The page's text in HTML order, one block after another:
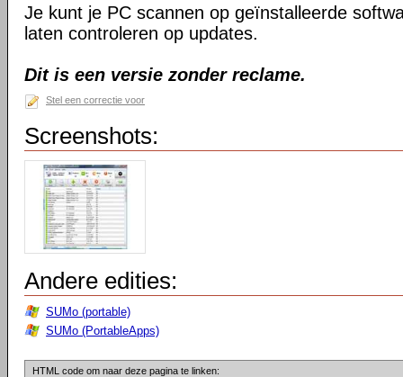
Je kunt je PC scannen op geïnstalleerde
laten controleren op updates.
Dit is een versie zonder reclame.
Stel een correctie voor
Screenshots:
Andere edities:
SUMo (portable)
SUMo (PortableApps)
HTML code om naar deze pagina te linken: